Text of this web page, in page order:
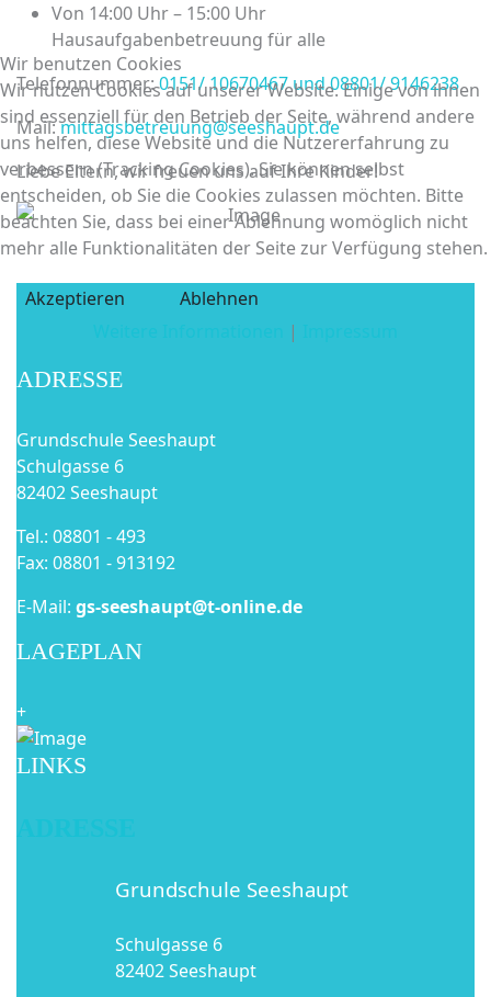
Von 14:00 Uhr – 15:00 Uhr
Hausaufgabenbetreuung für alle
Telefonnummer:0151/ 10670467 und 08801/ 9146238
Mail:mittagsbetreuung@seeshaupt.de
Liebe Eltern, wir freuen uns auf Ihre Kinder!
ADRESSE
Grundschule Seeshaupt
Schulgasse 6
82402 Seeshaupt
Tel.: 08801 - 493
Fax: 08801 - 913192
E-Mail: gs-seeshaupt@t-online.de
LAGEPLAN
+
LINKS
Grundschule Seeshaupt
Schulgasse 6
82402 Seeshaupt
Wir benutzen Cookies
Wir nutzen Cookies auf unserer Website. Einige von ihnen
sind essenziell für den Betrieb der Seite, während andere
uns helfen, diese Website und die Nutzererfahrung zu
verbessern (Tracking Cookies). Sie können selbst
entscheiden, ob Sie die Cookies zulassen möchten. Bitte
beachten Sie, dass bei einer Ablehnung womöglich nicht
mehr alle Funktionalitäten der Seite zur Verfügung stehen.
Akzeptieren
Ablehnen
|